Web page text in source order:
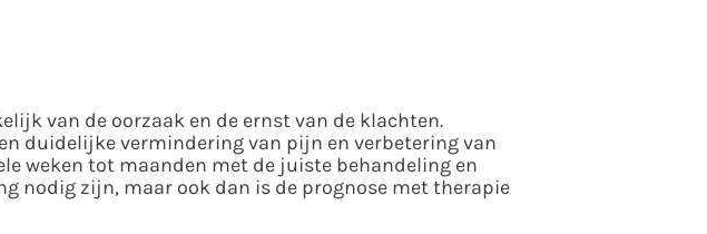
van de oorzaak en de ernst van de klachten.
duidelijke vermindering van pijn en verbetering van
weken tot maanden met de juiste behandeling en
nodig zijn, maar ook dan is de prognose met therapie